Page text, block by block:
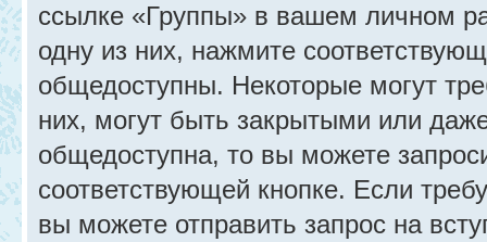
ссылке «Группы» в вашем личном
одну из них, нажмите
общедоступны. Некоторые могут
них, могут быть закрытыми или
общедоступна, то вы можете
соответствующей кнопке. Если
вы можете отправить запрос на